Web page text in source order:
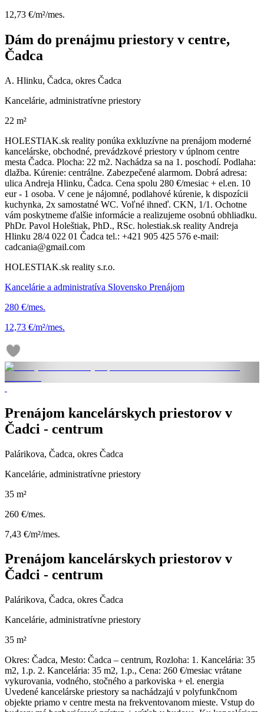
12,73 €/m²/mes.
Dám do prenájmu priestory v centre,
Čadca
A. Hlinku, Čadca, okres Čadca
Kancelárie, administratívne priestory
22 m²
HOLESTIAK.sk reality ponúka exkluzívne na prenájom moderné
kancelárske, obchodné, prevádzkové priestory v úplnom centre
mesta Čadca. Plocha: 22 m2. Nachádza sa na 1. poschodí. Podlaha:
dlažba. Kúrenie: centrálne. Zabezpečené alarmom. Dobrá adresa:
ulica Andreja Hlinku, Čadca. Cena spolu 280 €/mesiac + el.en. 10
eur - 1 osoba. V cene je nájomné, podlahové kúrenie, k dispozícii
kuchynka, 2x samostatné WC. Voľné ihneď. CKN, 1/1. Ochotne
vám poskytneme ďalšie informácie a realizujeme osobnú obhliadku.
PhDr. Pavol Holeštiak, PhD., RSc. holestiak.sk reality Andreja
Hlinku 28/4 022 01 Čadca tel.: +421 905 425 576 e-mail:
cadcania@gmail.com
HOLESTIAK.sk reality s.r.o.
Kancelárie a administratíva Slovensko Prenájom
280 €/mes.
12,73 €/m²/mes.
Prenájom kancelárskych priestorov v
Čadci - centrum
Palárikova, Čadca, okres Čadca
Kancelárie, administratívne priestory
35 m²
260 €/mes.
7,43 €/m²/mes.
Prenájom kancelárskych priestorov v
Čadci - centrum
Palárikova, Čadca, okres Čadca
Kancelárie, administratívne priestory
35 m²
Okres: Čadca, Mesto: Čadca – centrum, Rozloha: 1. Kancelária: 35
m2, 1.p. 2. Kancelária: 35 m2, 1.p., Cena: 260 €/mesiac vrátane
vykurovania, vodného, stočného a parkoviska + el. energia
Uvedené kancelárske priestory sa nachádzajú v polyfunkčnom
objekte priamo v centre mesta na frekventovanom mieste. Vstup do